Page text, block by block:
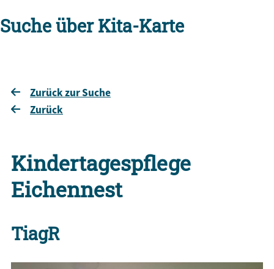
Suche über Kita-Karte
Zurück zur Suche
Zurück
Kindertagespflege
Eichennest
TiagR